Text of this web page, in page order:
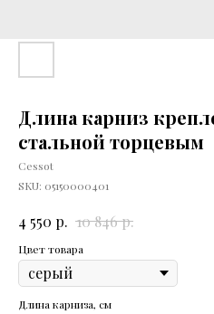
Длина карниз
стальной торцевым
Cessot
SKU: 05150000401
4 550 р. 10 846р.
Цвет товара
Длина карниза, см